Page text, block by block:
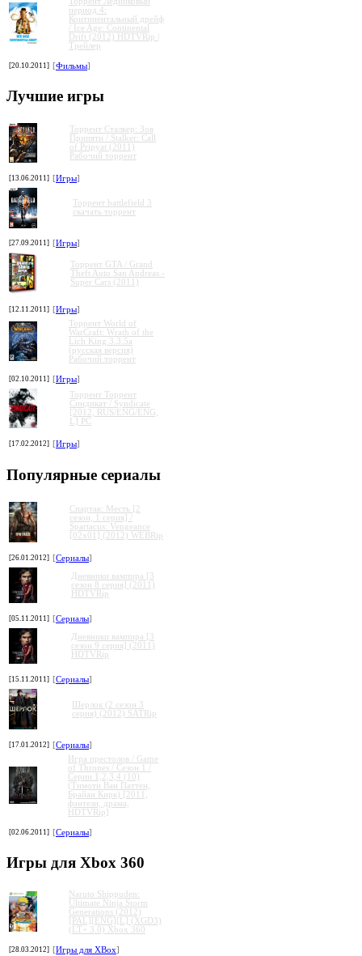
период 4:
Континентальный дрейф
/ Ice Age: Continental
Drift (2012) HDTVRip |
Трейлер
[20.10.2011] [Фильмы]
Лучшие игры
Торрент Сталкер: Зов
Припяти / Stalker: Call
of Pripyat (2011)
Рабочий торрент
[13.06.2011] [Игры]
Торрент battlefield 3
скачать торрент
[27.09.2011] [Игры]
Торрент GTA / Grand
Theft Auto San Andreas -
Super Cars (2011)
[12.11.2011] [Игры]
Торрент World of
WarCraft: Wrath of the
Lich King 3.3.5a
(русская версия)
Рабочий торрент
[02.10.2011] [Игры]
Торрент Торрент
Cиндикат / Syndicate
[2012, RUS/ENG/ENG,
L] PC
[17.02.2012] [Игры]
Популярные сериалы
Спартак: Месть [2
сезон, 1 серия] /
Spartacus: Vengeance
[02x01] (2012) WEBRip
[26.01.2012] [Сериалы]
Дневники вампира [3
сезон 8 серия] (2011)
HDTVRip
[05.11.2011] [Сериалы]
Дневники вампира [3
сезон 9 серия] (2011)
HDTVRip
[15.11.2011] [Сериалы]
Шерлок (2 сезон 3
серия) (2012) SATRip
[17.01.2012] [Сериалы]
Игра престолов / Game
of Thrones / Сезон 1 /
Серии 1,2,3,4 (10)
(Тимоти Ван Паттен,
Брайан Кирк) [2011,
фэнтези, драма,
HDTVRip]
[02.06.2011] [Сериалы]
Игры для Xbox 360
Naruto Shippuden:
Ultimate Ninja Storm
Generations (2012)
[PAL][ENG][L] (XGD3)
(LT+ 3.0) Xbox 360
[28.03.2012] [Игры для XBox]
» »